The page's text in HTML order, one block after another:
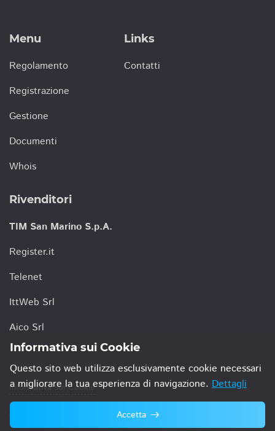
Menu
Regolamento
Registrazione
Gestione
Documenti
Whois
Links
Contatti
Rivenditori
TIM San Marino S.p.A.
Register.it
Telenet
IttWeb Srl
Aico Srl
Informativa sui Cookie
© 2021 TIM San Marino S.p.A.
Informativa sui Cookie
Questo sito web utilizza esclusivamente cookie necessari
a migliorare la tua esperienza di navigazione. Dettagli
Accetta